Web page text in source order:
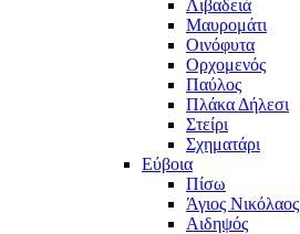
Λιβαδειά
Μαυρομάτι
Οινόφυτα
Ορχομενός
Παύλος
Πλάκα Δήλεσι
Στείρι
Σχηματάρι
Εύβοια
Πίσω
Άγιος Νικόλαος
Αιδηψός